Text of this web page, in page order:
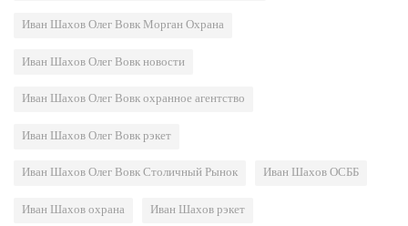
Иван Шахов Олег Вовк Морган Охрана
Иван Шахов Олег Вовк новости
Иван Шахов Олег Вовк охранное агентство
Иван Шахов Олег Вовк рэкет
Иван Шахов Олег Вовк Столичный Рынок Иван Шахов ОСББ
Иван Шахов охрана Иван Шахов рэкет